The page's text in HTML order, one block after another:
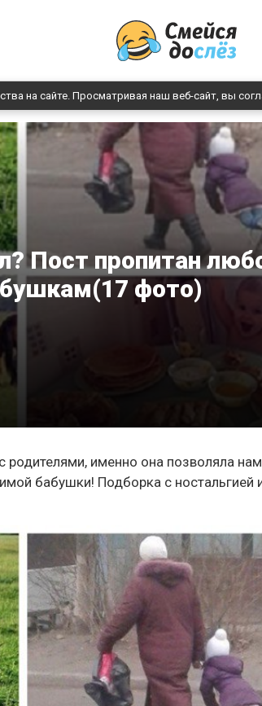
на сайте. Просматривая наш веб-сайт, вы
Пост пропитан
фото)
именно она позволяла
бабушки! Подборка с